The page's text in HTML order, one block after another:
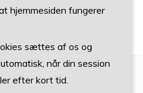
hjemmesiden fungerer
sættes af os og
når din session
efter kort tid.